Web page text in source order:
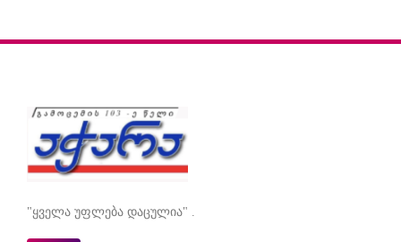
"ყველა უფლება დაცულია" .